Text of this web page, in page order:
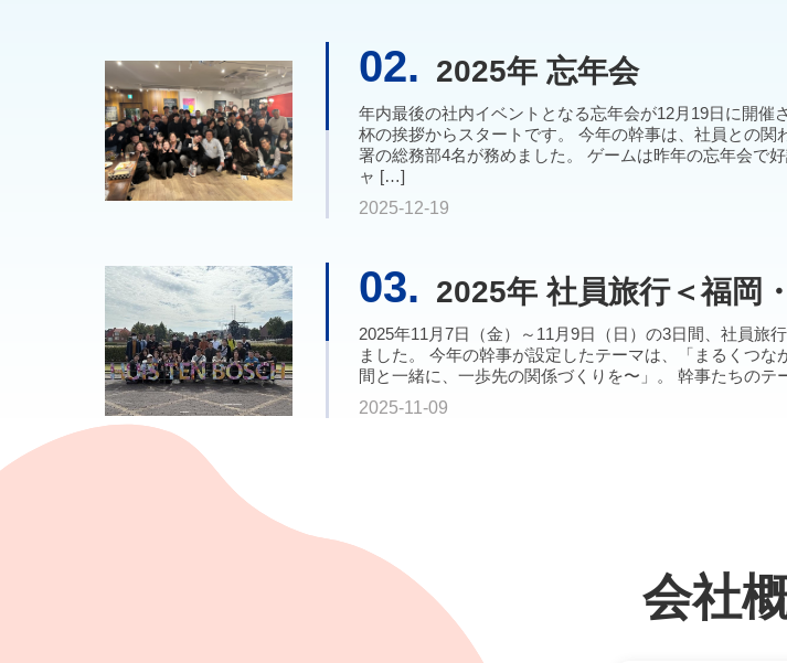
02. 2025年 忘年会
年内最後の社内イベントとなる忘年会が12月19日に開催
杯の挨拶からスタートです。 今年の幹事は、社員との関
署の総務部4名が務めました。 ゲームは昨年の忘年会で
ャ […]
2025-12-19
03. 2025年 社員旅行＜福岡
2025年11月7日（金）～11月9日（日）の3日間、社員旅
ました。 今年の幹事が設定したテーマは、「まるくつな
間と一緒に、一歩先の関係づくりを〜」。 幹事たちの
2025-11-09
会社